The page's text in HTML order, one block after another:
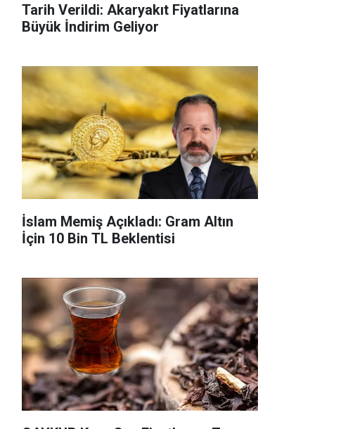
Tarih Verildi: Akaryakıt Fiyatlarına
Büyük İndirim Geliyor
İslam Memiş Açıkladı: Gram Altın
İçin 10 Bin TL Beklentisi